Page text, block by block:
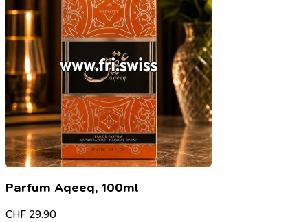
Parfum Aqeeq, 100ml
CHF 29.90